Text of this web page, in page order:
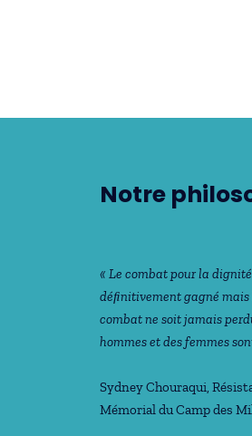
Notre
« Le combat pour la
déﬁnitivement gagné mais
combat ne soit jamais
hommes et des femmes
Sydney Chouraqui,
Mémorial du Camp des